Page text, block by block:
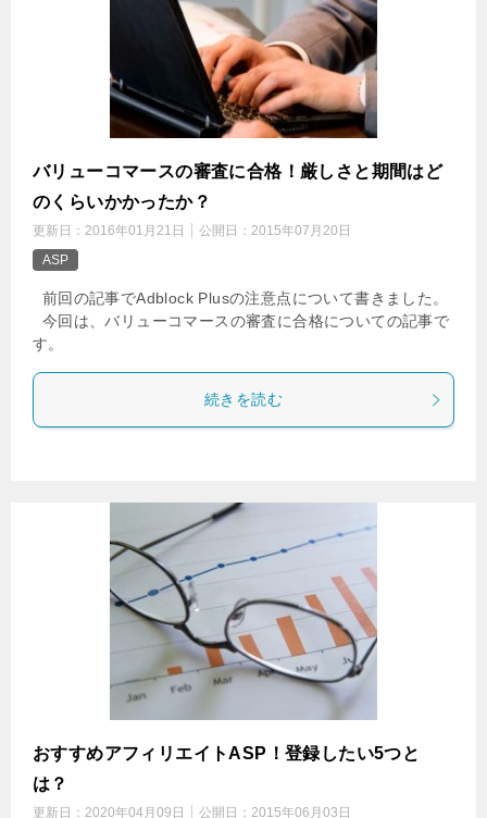
バリューコマースの審査に合格！厳しさと期間はど
のくらいかかったか？
更新日： 2016年01月21日 公開日： 2015年07月20日
ASP
前回の記事でAdblock Plusの注意点について書きました。
今回は、バリューコマースの審査に合格についての記事で
す。
続きを読む
おすすめアフィリエイトASP！登録したい5つと
は？
更新日： 2020年04月09日 公開日： 2015年06月03日